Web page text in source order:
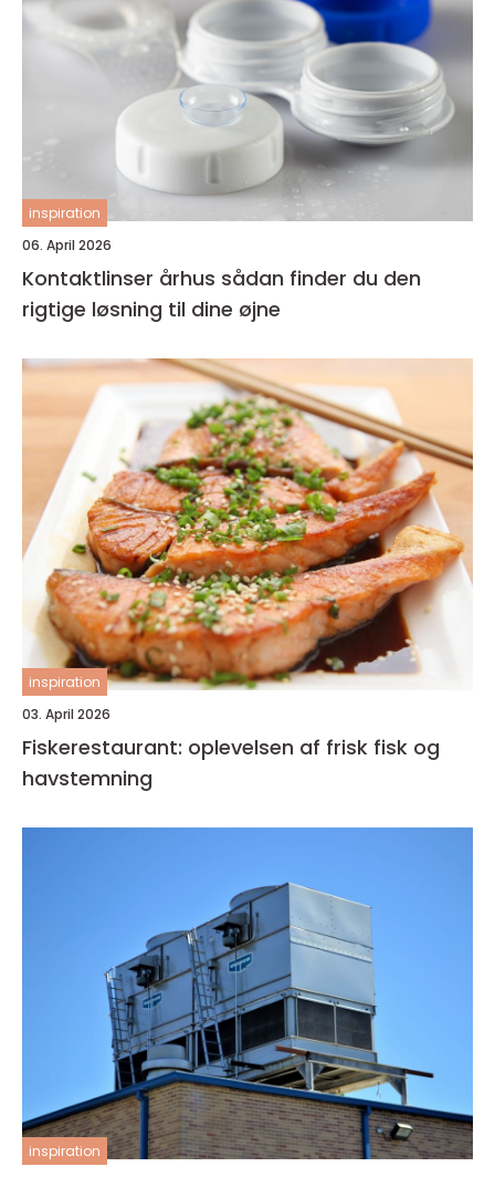
inspiration
06. April 2026
Kontaktlinser århus sådan finder du den
rigtige løsning til dine øjne
inspiration
03. April 2026
Fiskerestaurant: oplevelsen af frisk fisk og
havstemning
inspiration